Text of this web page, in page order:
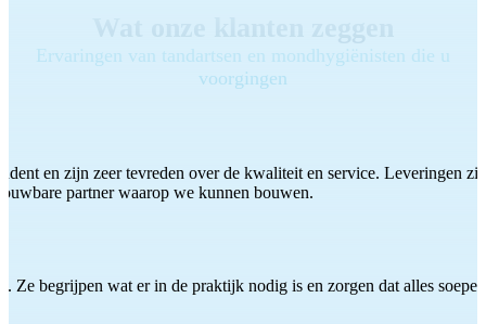
Ervaringen van tandartsen en mondhygiënisten die u
voorgingen
en zijn zeer tevreden over de kwaliteit en service. Leveringen
partner waarop we kunnen bouwen.
Ze begrijpen wat er in de praktijk nodig is en zorgen dat alles